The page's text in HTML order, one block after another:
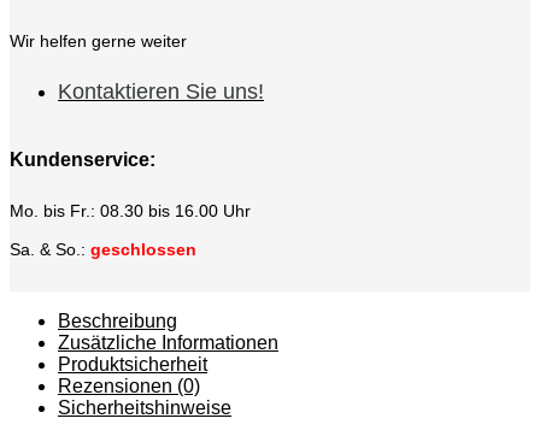
Wir helfen gerne weiter
Kontaktieren Sie uns!
Kundenservice:
Mo. bis Fr.: 08.30 bis 16.00 Uhr
Sa. & So.: geschlossen
Beschreibung
Zusätzliche Informationen
Produktsicherheit
Rezensionen (0)
Sicherheitshinweise